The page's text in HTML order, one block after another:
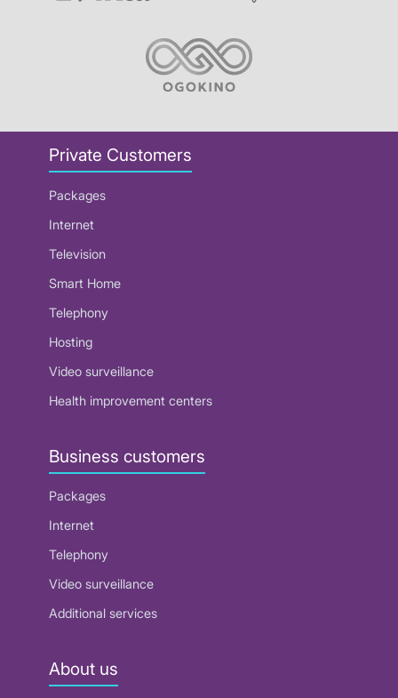
Private Customers
Packages
Internet
Television
Smart Home
Telephony
Hosting
Video surveillance
Health improvement centers
Business customers
Packages
Internet
Telephony
Video surveillance
Additional services
About us